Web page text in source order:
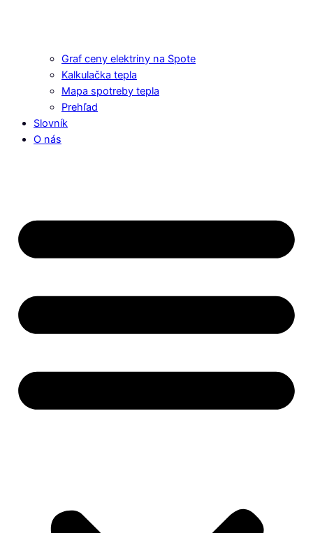
Graf ceny elektriny na Spote
Kalkulačka tepla
Mapa spotreby tepla
Prehľad
Slovník
O nás